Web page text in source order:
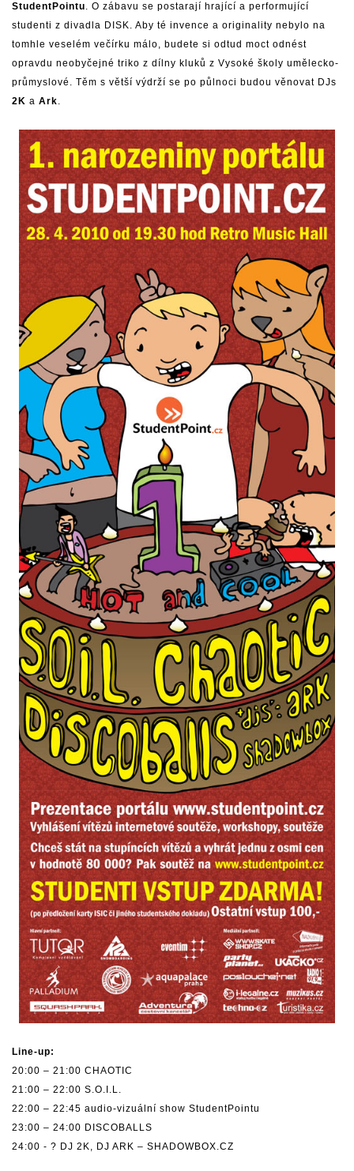
StudentPointu. O zábavu se postarají hrající a performující
studenti z divadla DISK. Aby té invence a originality nebylo na
tomhle veselém večírku málo, budete si odtud moct odnést
opravdu neobyčejné triko z dílny kluků z Vysoké školy umělecko-
průmyslové. Těm s větší výdrží se po půlnoci budou věnovat DJs
2K a Ark.
Line-up:
20:00 – 21:00 CHAOTIC
21:00 – 22:00 S.O.I.L.
22:00 – 22:45 audio-vizuální show StudentPointu
23:00 – 24:00 DISCOBALLS
24:00 - ? DJ 2K, DJ ARK – SHADOWBOX.CZ